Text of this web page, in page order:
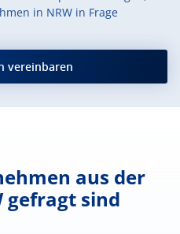
in NRW in Frage
vereinbaren
aus der
gefragt sind